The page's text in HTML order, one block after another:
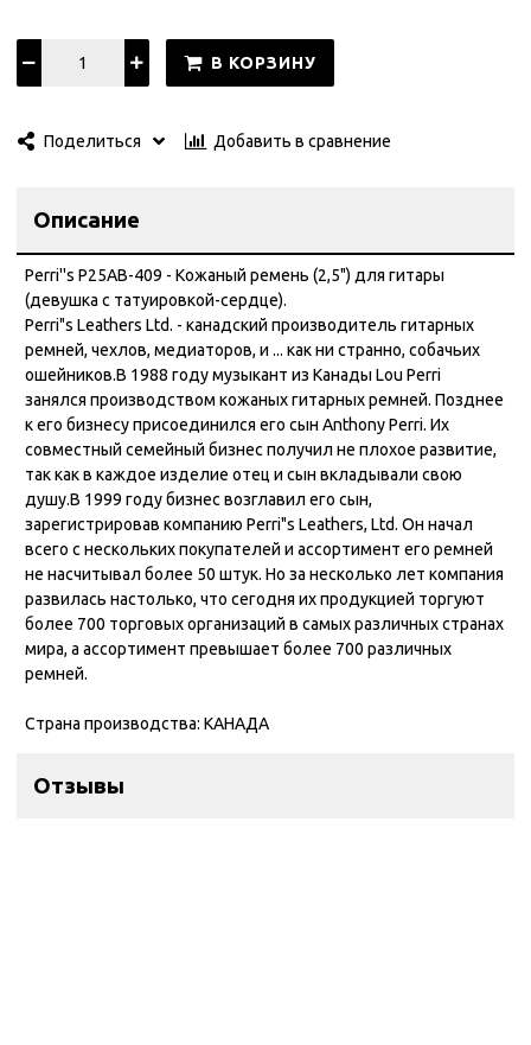
В КОРЗИНУ
Поделиться Добавить в сравнение
Описание
Perri''s P25AB-409 - Кожаный ремень (2,5") для гитары
(девушка с татуировкой-сердце).
Perri"s Leathers Ltd. - канадский производитель гитарных
ремней, чехлов, медиаторов, и ... как ни странно, собачьих
ошейников.В 1988 году музыкант из Канады Lou Perri
занялся производством кожаных гитарных ремней. Позднее
к его бизнесу присоединился его сын Anthony Perri. Их
совместный семейный бизнес получил не плохое развитие,
так как в каждое изделие отец и сын вкладывали свою
душу.В 1999 году бизнес возглавил его сын,
зарегистрировав компанию Perri"s Leathers, Ltd. Он начал
всего с нескольких покупателей и ассортимент его ремней
не насчитывал более 50 штук. Но за несколько лет компания
развилась настолько, что сегодня их продукцией торгуют
более 700 торговых организаций в самых различных странах
мира, а ассортимент превышает более 700 различных
ремней.
Страна производства: КАНАДА
Отзывы